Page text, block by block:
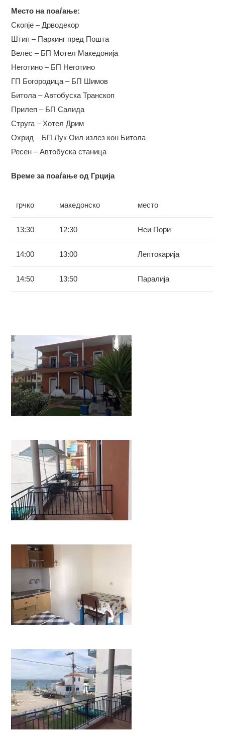
Место на поаѓање:
Скопје – Дрводекор
Штип – Паркинг пред Пошта
Велес – БП Мотел Македонија
Неготино – БП Неготино
ГП Богородица – БП Шимов
Битола – Автобуска Транскоп
Прилеп – БП Салида
Струга – Хотел Дрим
Охрид – БП Лук Оил излез кон Битола
Ресен – Автобуска станица
Време за поаѓање од Грција
грчко македонско место
13:30 12:30 Неи Пори
14:00 13:00 Лептокарија
14:50 13:50 Паралија